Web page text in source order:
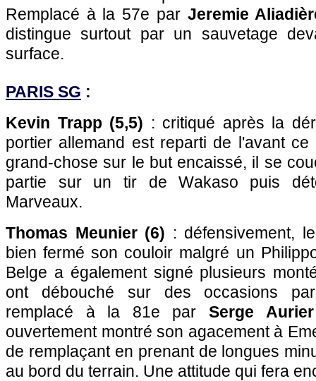
Remplacé à la 57e par Jeremie
distingue surtout par un sauvetage
surface.
PARIS SG :
Kevin Trapp (5,5) : critiqué après la
portier allemand est reparti de l'avant
grand-chose sur le but encaissé, il se
partie sur un tir de Wakaso puis
Marveaux.
Thomas Meunier (6) : défensivement,
bien fermé son couloir malgré un
Belge a également signé plusieurs
ont débouché sur des occasions
remplacé à la 81e par Serge
ouvertement montré son agacement à
de remplaçant en prenant de longues
au bord du terrain. Une attitude qui fera